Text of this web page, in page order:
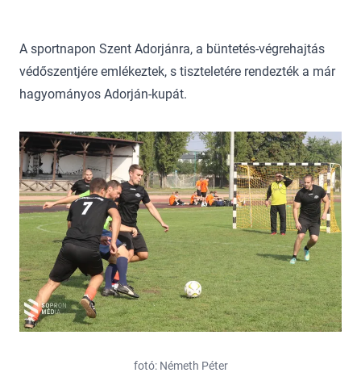
A sportnapon Szent Adorjánra, a büntetés-végrehajtás
védőszentjére emlékeztek, s tiszteletére rendezték a már
hagyományos Adorján-kupát.
fotó: Németh Péter